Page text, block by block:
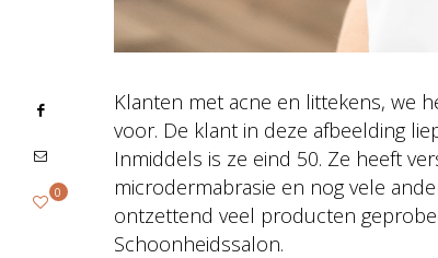
Klanten met acne en littekens, we
voor. De klant in deze afbeelding
Inmiddels is ze eind 50. Ze heeft
microdermabrasie en nog vele
ontzettend veel producten
Schoonheidssalon.
0